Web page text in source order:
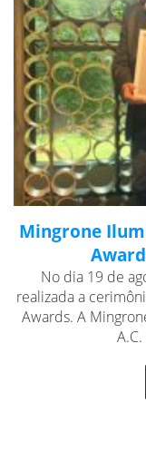
Mingrone
No dia 19 de
realizada a
Awards. A